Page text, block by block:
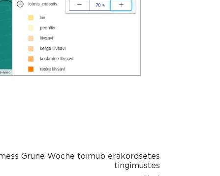
Grüne Woche toimub erakordsetes
tingimustes